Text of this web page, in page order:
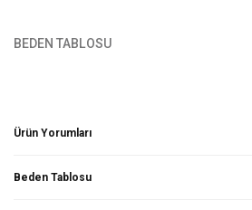
BEDEN TABLOSU
Ürün Yorumları
Beden Tablosu